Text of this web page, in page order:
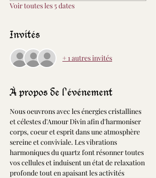
Voir toutes les 5 dates
Invités
+ 1 autres invités
À propos de l'événement
Nous oeuvrons avec les énergies cristallines
et célestes d'Amour Divin afin d'harmoniser
corps, coeur et esprit dans une atmosphère
sereine et conviviale. Les vibrations
harmoniques du quartz font résonner toutes
vos cellules et induisent un état de relaxation
profonde tout en apaisant les activités